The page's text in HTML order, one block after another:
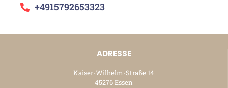
+4915792653323
ADRESSE
Kaiser-Wilhelm-Straße 14
45276 Essen